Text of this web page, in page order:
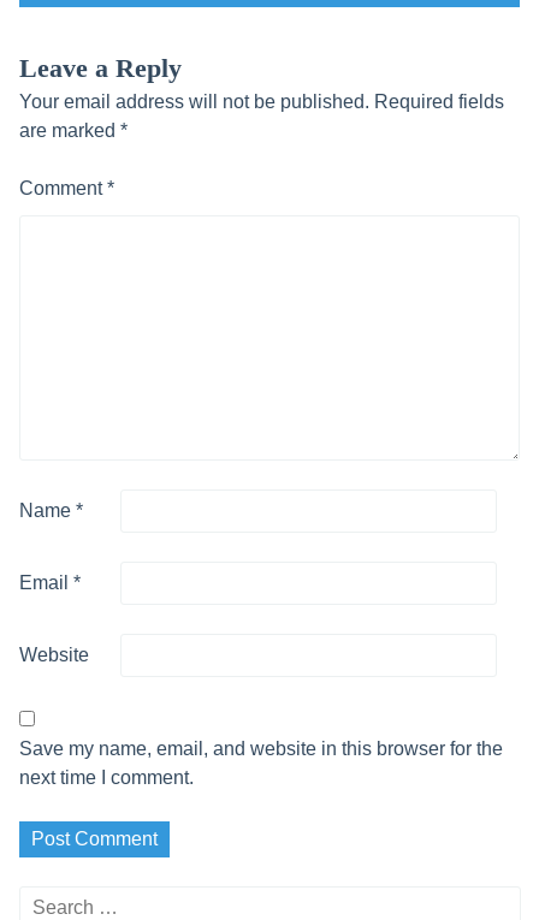
Leave a Reply
Your email address will not be published. Required fields
are marked *
Comment*
Name *
Email *
Website
Save my name, email, and website in this browser for the
next time I comment.
Search